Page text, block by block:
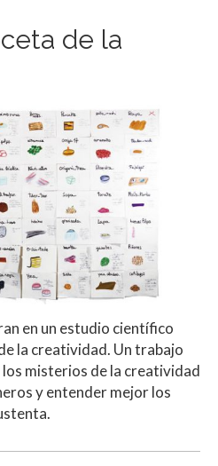
de la
en un estudio científico
la creatividad. Un trabajo
misterios de la creatividad
y entender mejor los